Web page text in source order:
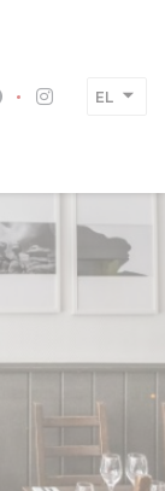
((ανοίγει
Instagram
EL